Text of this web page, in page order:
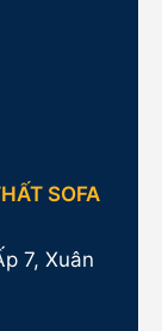
SOFA
7, Xuân